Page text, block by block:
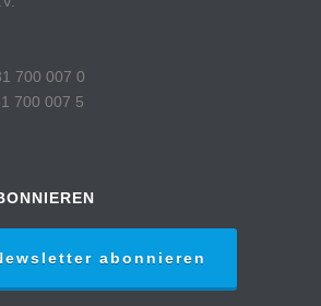
700 007 0
700 007 5
abonnieren